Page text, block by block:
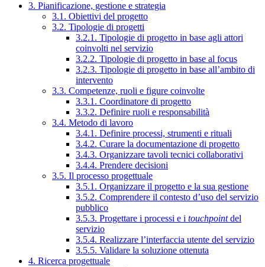
3. Pianificazione, gestione e strategia
3.1. Obiettivi del progetto
3.2. Tipologie di progetti
3.2.1. Tipologie di progetto in base agli attori
coinvolti nel servizio
3.2.2. Tipologie di progetto in base al focus
3.2.3. Tipologie di progetto in base all’ambito di
intervento
3.3. Competenze, ruoli e figure coinvolte
3.3.1. Coordinatore di progetto
3.3.2. Definire ruoli e responsabilità
3.4. Metodo di lavoro
3.4.1. Definire processi, strumenti e rituali
3.4.2. Curare la documentazione di progetto
3.4.3. Organizzare tavoli tecnici collaborativi
3.4.4. Prendere decisioni
3.5. Il processo progettuale
3.5.1. Organizzare il progetto e la sua gestione
3.5.2. Comprendere il contesto d’uso del servizio
pubblico
3.5.3. Progettare i processi e i touchpointdel
servizio
3.5.4. Realizzare l’interfaccia utente del servizio
3.5.5. Validare la soluzione ottenuta
4. Ricerca progettuale